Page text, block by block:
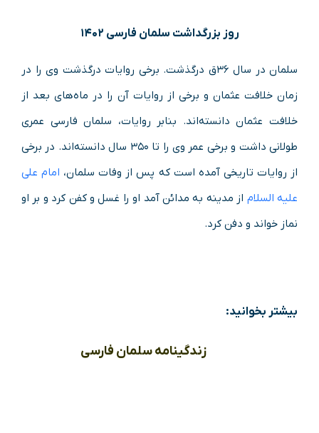
روز بزرگداشت سلمان فارسی ۱۴۰۲
سلمان در سال ۳۶ق درگذشت. برخی روایات درگذشت وی را در
زمان خلافت عثمان و برخی از روایات آن را در ماه‌های بعد از
خلافت عثمان دانسته‌اند. بنابر روایات، سلمان فارسی عمری
طولانی داشت و برخی عمر وی را تا ۳۵۰ سال دانسته‌اند. در برخی
از روایات تاریخی آمده است که پس از وفات سلمان، امام علی
علیه السلام از مدینه به مدائن آمد او را غسل و کفن کرد و بر او
نماز خواند و دفن کرد.
بیشتر بخوانید:
زندگینامه سلمان فارسی